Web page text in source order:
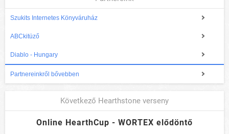
Szukits Internetes Könyváruház
ABCkitüző
Diablo - Hungary
Partnereinkről bővebben
Következő Hearthstone verseny
Online HearthCup - WORTEX elődöntő